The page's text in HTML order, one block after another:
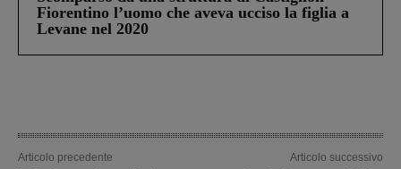
Fiorentino l’uomo che aveva ucciso la figlia a
Levane nel 2020
Articolo precedente
Articolo successivo